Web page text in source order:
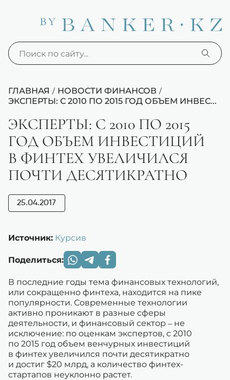
ГЛАВНАЯ / НОВОСТИ ФИНАНСОВ /
ЭКСПЕРТЫ: С 2010 ПО 2015 ГОД ОБЪЕМ ИНВЕС...
ЭКСПЕРТЫ: С 2010 ПО 2015
ГОД ОБЪЕМ ИНВЕСТИЦИЙ
В ФИНТЕХ УВЕЛИЧИЛСЯ
ПОЧТИ ДЕСЯТИКРАТНО
25.04.2017
Источник: Курсив
Поделиться:
В последние годы тема финансовых технологий,
или сокращенно финтеха, находится на пике
популярности. Современные технологии
активно проникают в разные сферы
деятельности, и финансовый сектор – не
исключение: по оценкам экспертов, с 2010
по 2015 год объем венчурных инвестиций
в финтех увеличился почти десятикратно
и достиг $20 млрд, а количество финтех-
стартапов неуклонно растет.